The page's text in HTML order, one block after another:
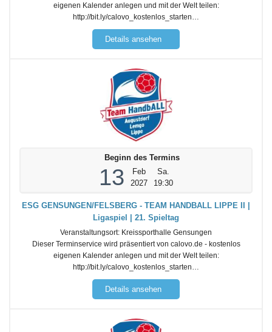
eigenen Kalender anlegen und mit der Welt teilen:
http://bit.ly/calovo_kostenlos_starten…
Details ansehen
Beginn des Termins
13
Feb
2027
Sa.
19:30
ESG GENSUNGEN/FELSBERG - TEAM HANDBALL LIPPE II |
Ligaspiel | 21. Spieltag
Veranstaltungsort: Kreissporthalle Gensungen
Dieser Terminservice wird präsentiert von calovo.de - kostenlos
eigenen Kalender anlegen und mit der Welt teilen:
http://bit.ly/calovo_kostenlos_starten…
Details ansehen